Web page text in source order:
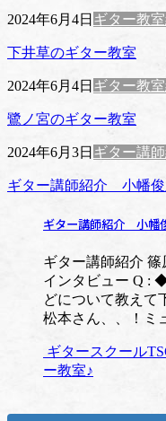
2024年6月4日 ギター教
下井草のギター教室
2024年6月4日 ギター教
鷺ノ宮のギター教室
2024年6月3日 ギター講
ギター講師紹介 小幡俊
ギター講師紹介 小幡
ギター講師紹介
インタビュー Q :
どについて教えて
松本さん、、！ミ
ギタースクール
ー教室♪